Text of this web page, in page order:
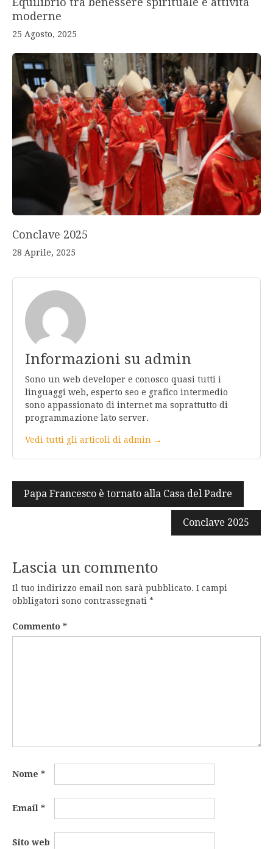
moderne
25 Agosto, 2025
Conclave 2025
28 Aprile, 2025
Informazioni su admin
Sono un web developer e conosco quasi tutti i
linguaggi web, esperto seo e grafico intermedio
sono appassionato di internet ma soprattutto di
programmazione lato server.
Vedi tutti gli articoli di admin →
Navigazione
articoli
Papa Francesco è tornato alla Casa del Padre
Conclave 2025
Lascia un commento
Il tuo indirizzo email non sarà pubblicato. I campi
obbligatori sono contrassegnati *
Commento *
Nome *
Email *
Sito web